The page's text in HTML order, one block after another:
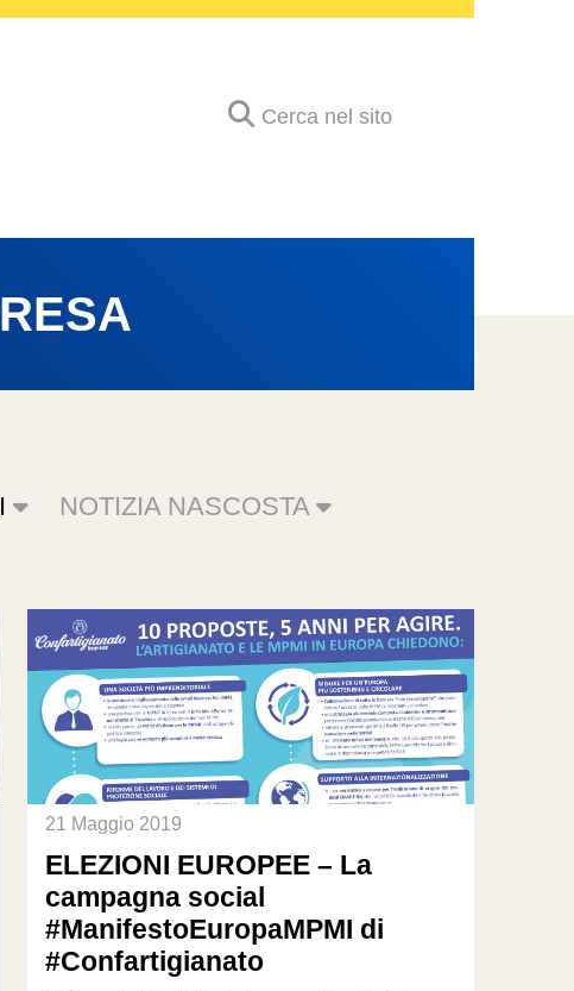
Cerca nel sito
NOTIZIA NASCOSTA
21 Maggio 2019
ELEZIONI EUROPEE – La
campagna social
#ManifestoEuropaMPMI di
#Confartigianato